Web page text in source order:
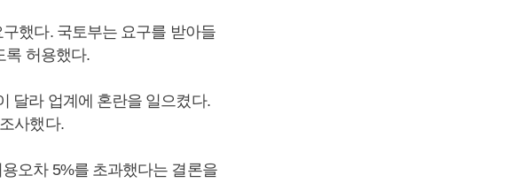
했다. 국토부는 요구를 받아들
록 허용했다.
달라 업계에 혼란을 일으켰다.
사했다.
오차 5%를 초과했다는 결론을